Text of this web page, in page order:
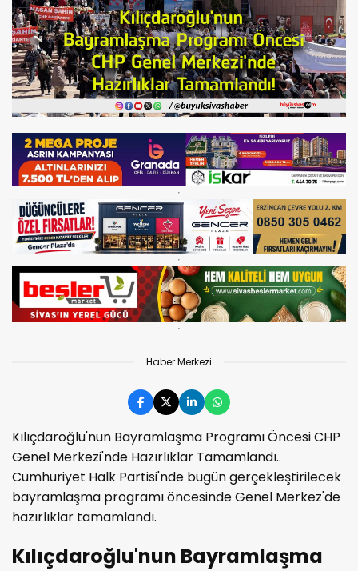
Haber Merkezi
Kılıçdaroğlu'nun Bayramlaşma Programı Öncesi CHP
Genel Merkezi'nde Hazırlıklar Tamamlandı..
Cumhuriyet Halk Partisi'nde bugün gerçekleştirilecek
bayramlaşma programı öncesinde Genel Merkez'de
hazırlıklar tamamlandı.
Kılıçdaroğlu'nun Bayramlaşma